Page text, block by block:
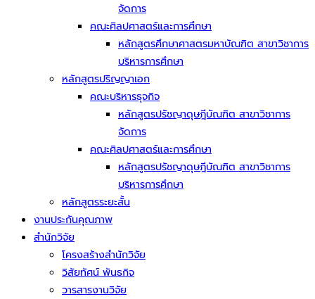
จัดการ
คณะศิลปศาสตร์และการศึกษา
หลักสูตรศึกษาศาสตรมหาบัณฑิต สาขาวิชาการ
บริหารการศึกษา
หลักสูตรปริญญาเอก
คณะบริหารธุจกิจ
หลักสูตรปรัชญาดุษฎีบัณฑิต สาขาวิชาการ
จัดการ
คณะศิลปศาสตร์และการศึกษา
หลักสูตรปรัชญาดุษฎีบัณฑิต สาขาวิชาการ
บริหารการศึกษา
หลักสูตรระยะสั้น
งานประกันคุณภาพ
สำนักวิจัย
โครงสร้างสำนักวิจัย
วิสัยทัศน์ พันธกิจ
วารสารงานวิจัย